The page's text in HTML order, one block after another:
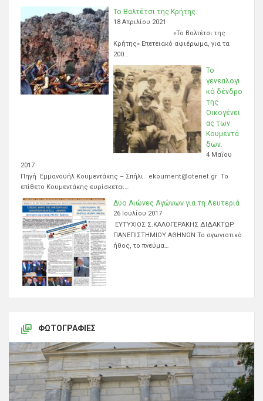
Το Βαλτέτσι της Κρήτης.
18 Απριλίου 2021
«Το Βαλτέτσι της
Κρήτης» Επετειακό αφιέρωμα, για τα
200…
Το
γενεαλογι
κό δένδρο
της
Οικογένει
ας των
Κουμεντά
δων.
4 Μαΐου
2017
Πηγή Εμμανουήλ Κουμεντάκης – Σπήλι. ekoument@otenet.gr Το
επίθετο Κουμεντάκης ευρίσκεται…
Δύο Αιώνες Αγώνων για τη Λευτεριά
26 Ιουλίου 2017
ΕΥΤΥΧΙΟΣ Σ.ΚΑΛΟΓΕΡΑΚΗΣ ΔΙΔΑΚΤΩΡ
ΠΑΝΕΠΙΣΤΗΜΙΟΥ ΑΘΗΝΩΝ Το αγωνιστικό
ήθος, το πνεύμα…
ΦΩΤΟΓΡΑΦΊΕΣ